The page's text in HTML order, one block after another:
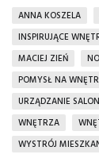
ANNA KOSZELA
INSPIRUJĄCE
MACIEJ ZIEŃ
POMYSŁ NA
URZĄDZANIE
WNĘTRZA
WYSTRÓJ